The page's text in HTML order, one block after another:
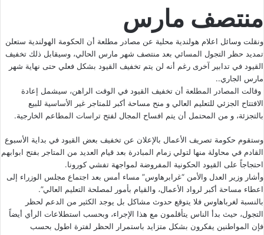
منتصف مارس
ونقلت وسائل اعلام هولندية محلية عن مصادر مطلعة أن الحكومة الهولندية ستعلن
تمديد حظر التجول المسائي بعد منتصف شهر مارس الحالي، وسيقابل ذلك تخفيف
القيود في تدابير آخرى رغم أنه لن يتم تخفيف القيود بشكل فعلي حتى نهاية شهر
مارس الجاري..
وقالت المصادر المطلعة أن تخفيف القيود في الوقت الراهن، سيشمل إعادة
الافتتاح الجزئي للتعليم العالي و منح مساحة أكبر للمتاجر غير الأساسية للبيع
بالتجزئة، و من المحتمل أن يتم افساح المجال لفتح تراسات المطاعم الخارجية.
وستقوم حكومة تصريف الأعمال بالإعلان عن تخفيف بعض القيود في بداية الأسبوع
القادم في محاولة منها لتولي زمام المبادرة بعد قيام العديد من المتاجر بفتح ابوابهم
احتجاجاً على القيود الحكونية المفروضة لمواجهة تفشي كورونا.
وأشار وزير العدل والأمن “غرابرهاوس” مساء أمس بعد اجتماع مجلس الوزراء إلى
اعطاء مساحة أكبر لرواد الأعمال، والقيام بأمور لمصلحة التعليم العالي”.
بالنسبة لغرباهاوس فلا يتوقع حدوث مشاكل بل يوجد الكثير من الدعم لحظر
التجول، حيث بدأ الناس يتأقلمون مع هذا الإجراء، وبحسب استطلاعات الرأي أيضاً
فإن المواطنين يفكرون بشكل متزايد باستمرار الحظر لفترة اطول بحسب